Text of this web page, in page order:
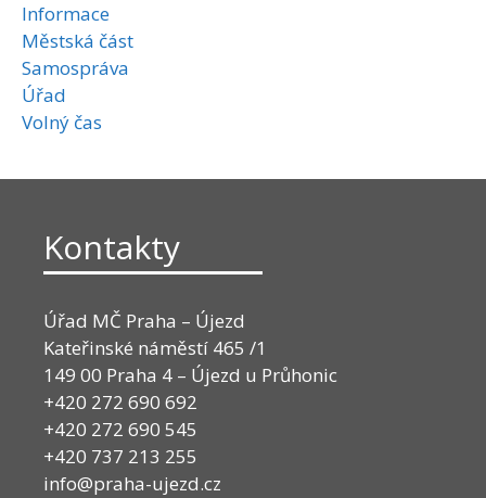
Informace
Městská část
Samospráva
Úřad
Volný čas
Kontakty
Úřad MČ Praha – Újezd
Kateřinské náměstí 465 /1
149 00 Praha 4 – Újezd u Průhonic
+420 272 690 692
+420 272 690 545
+420 737 213 255
info@praha-ujezd.cz